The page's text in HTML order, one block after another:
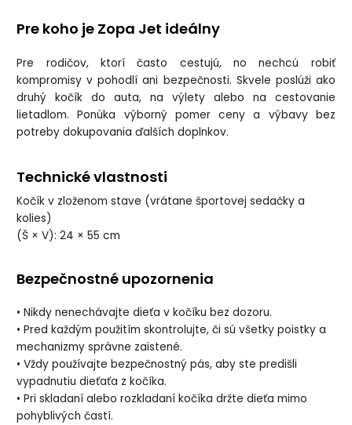
Pre koho je Zopa Jet ideálny
Pre rodičov, ktorí často cestujú, no nechcú robiť
kompromisy v pohodlí ani bezpečnosti. Skvele poslúži ako
druhý kočík do auta, na výlety alebo na cestovanie
lietadlom. Ponúka výborný pomer ceny a výbavy bez
potreby dokupovania ďalších doplnkov.
Technické vlastnosti
Kočík v zloženom stave (vrátane športovej sedačky a
kolies)
(Š × V): 24 × 55 cm
Bezpečnostné upozornenia
• Nikdy nenechávajte dieťa v kočíku bez dozoru.
• Pred každým použitím skontrolujte, či sú všetky poistky a
mechanizmy správne zaistené.
• Vždy používajte bezpečnostný pás, aby ste predišli
vypadnutiu dieťaťa z kočíka.
• Pri skladaní alebo rozkladaní kočíka držte dieťa mimo
pohyblivých častí.